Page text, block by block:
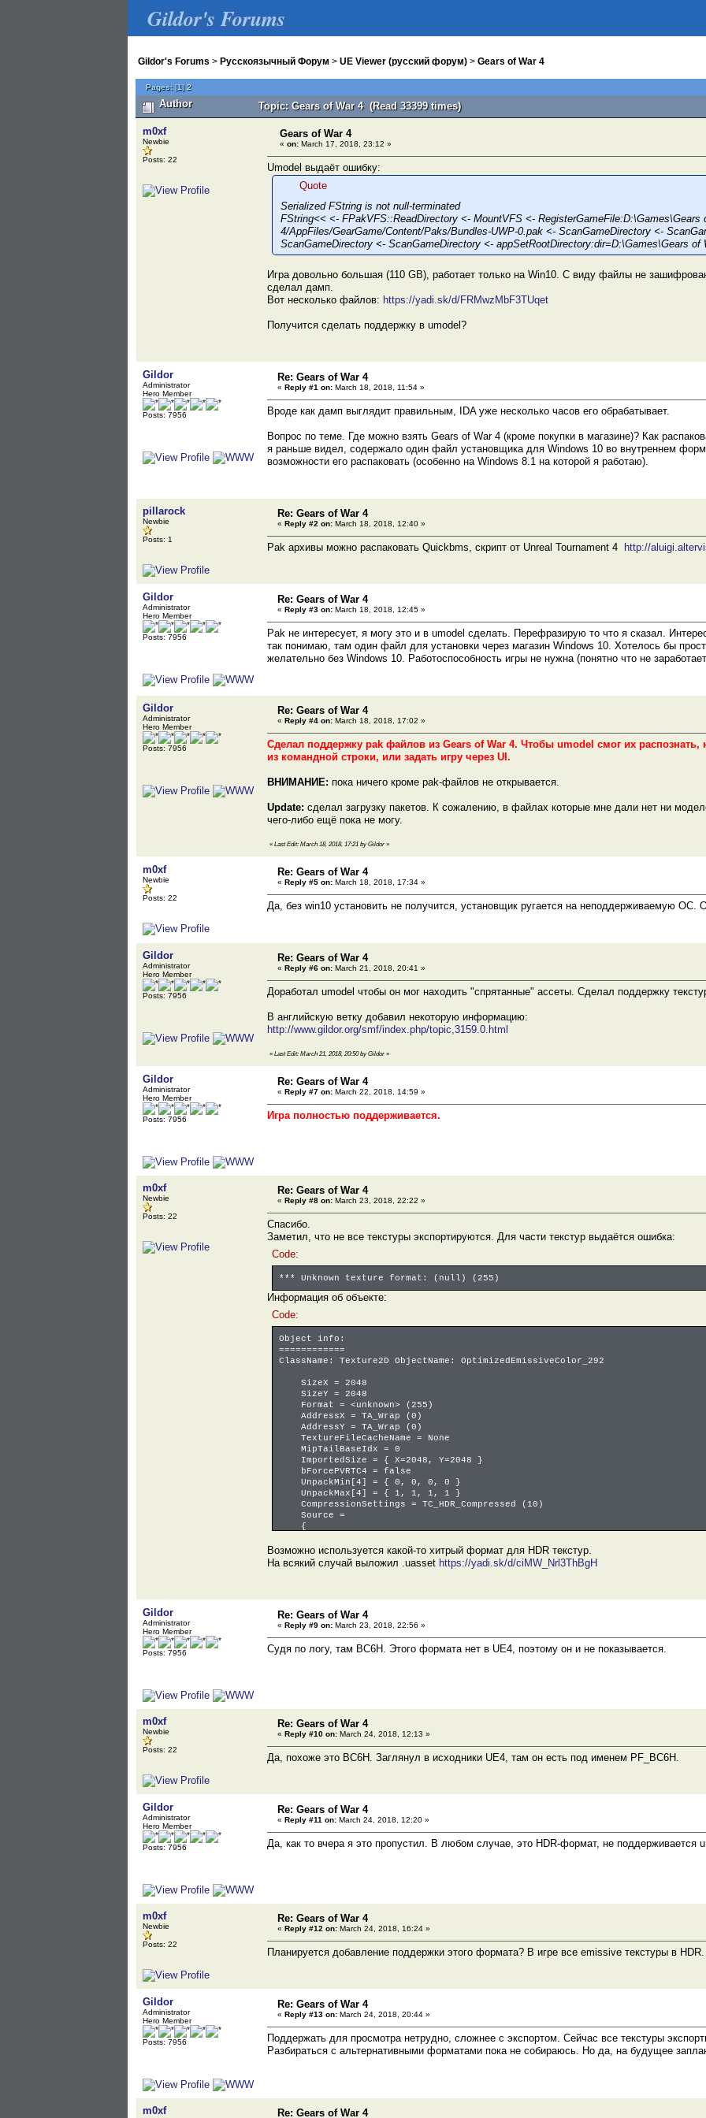
Gildor's Forums
Gildor's Forums > Русскоязычный Форум > UE Viewer (русский форум) > Gears of War 4
Pages:[1]2
Author Topic: Gears of War 4 (Read 33399 times)
m0xf
Newbie
Posts: 22
Gears of War 4
« on: March 17, 2018, 23:12 »
Umodel выдаёт ошибку:
Quote
Serialized FString is not null-terminated
FString<< <- FPakVFS::ReadDirectory <- MountVFS <- RegisterGameFile:D:\Games\Gears
4/AppFiles/GearGame/Content/Paks/Bundles-UWP-0.pak <- ScanGameDirectory <-
ScanGameDirectory <- ScanGameDirectory <- appSetRootDirectory:dir=D:\Games\Gears of
Игра довольно большая (110 GB), работает только на Win10. С виду файлы не
сделал дамп.
Вот несколько файлов: https://yadi.sk/d/FRMwzMbF3TUqet
Получится сделать поддержку в umodel?
Gildor
Administrator
Hero Member
Posts: 7956
Re: Gears of War 4
« Reply #1 on: March 18, 2018, 11:54 »
Вроде как дамп выглядит правильным, IDA уже несколько часов его обрабатывает.
Вопрос по теме. Где можно взять Gears of War 4 (кроме покупки в магазине)? Как
я раньше видел, содержало один файл установщика для Windows 10 во внутреннем
возможности его распаковать (особенно на Windows 8.1 на которой я работаю).
pillarock
Newbie
Posts: 1
Re: Gears of War 4
« Reply #2 on: March 18, 2018, 12:40 »
Pak архивы можно распаковать Quickbms, скрипт от Unreal Tournament 4 http://
Gildor
Administrator
Hero Member
Posts: 7956
Re: Gears of War 4
« Reply #3 on: March 18, 2018, 12:45 »
Pak не интересует, я могу это и в umodel сделать. Перефразирую то что я сказал.
так понимаю, там один файл для установки через магазин Windows 10. Хотелось бы
желательно без Windows 10. Работоспособность игры не нужна (понятно что не
Gildor
Administrator
Hero Member
Posts: 7956
Re: Gears of War 4
« Reply #4 on: March 18, 2018, 17:02 »
Сделал поддержку pak файлов из Gears of War 4. Чтобы umodel смог их распознать,
из командной строки, или задать игру через UI.
ВНИМАНИЕ: пока ничего кроме pak-файлов не открывается.
Update: сделал загрузку пакетов. К сожалению, в файлах которые мне дали нет ни
чего-либо ещё пока не могу.
« Last Edit: March 18, 2018, 17:21 by Gildor »
m0xf
Newbie
Posts: 22
Re: Gears of War 4
« Reply #5 on: March 18, 2018, 17:34 »
Да, без win10 установить не получится, установщик ругается на неподдерживаемую ОС.
Gildor
Administrator
Hero Member
Posts: 7956
Re: Gears of War 4
« Reply #6 on: March 21, 2018, 20:41 »
Доработал umodel чтобы он мог находить "спрятанные" ассеты. Сделал поддержку
В английскую ветку добавил некоторую информацию:
http://www.gildor.org/smf/index.php/topic,3159.0.html
« Last Edit: March 21, 2018, 20:50 by Gildor »
Gildor
Administrator
Hero Member
Posts: 7956
Re: Gears of War 4
« Reply #7 on: March 22, 2018, 14:59 »
Игра полностью поддерживается.
m0xf
Newbie
Posts: 22
Re: Gears of War 4
« Reply #8 on: March 23, 2018, 22:22 »
Спасибо.
Заметил, что не все текстуры экспортируются. Для части текстур выдаётся ошибка:
Code:
*** Unknown texture format: (null) (255)
Информация об объекте:
Code:
Object info:
============
ClassName: Texture2D ObjectName: OptimizedEmissiveColor_292
SizeX = 2048
SizeY = 2048
Format = <unknown> (255)
AddressX = TA_Wrap (0)
AddressY = TA_Wrap (0)
TextureFileCacheName = None
MipTailBaseIdx = 0
ImportedSize = { X=2048, Y=2048 }
bForcePVRTC4 = false
UnpackMin[4] = { 0, 0, 0, 0 }
UnpackMax[4] = { 1, 1, 1, 1 }
CompressionSettings = TC_HDR_Compressed (10)
Source =
{
SizeY = 0
NumSlices = 0
NumMips = 0
Возможно используется какой-то хитрый формат для HDR текстур.
На всякий случай выложил .uasset https://yadi.sk/d/ciMW_Nrl3ThBgH
Gildor
Administrator
Hero Member
Posts: 7956
Re: Gears of War 4
« Reply #9 on: March 23, 2018, 22:56 »
Судя по логу, там BC6H. Этого формата нет в UE4, поэтому он и не показывается.
m0xf
Newbie
Posts: 22
Re: Gears of War 4
« Reply #10 on: March 24, 2018, 12:13 »
Да, похоже это BC6H. Заглянул в исходники UE4, там он есть под именем PF_BC6H.
Gildor
Administrator
Hero Member
Posts: 7956
Re: Gears of War 4
« Reply #11 on: March 24, 2018, 12:20 »
Да, как то вчера я это пропустил. В любом случае, это HDR-формат, не поддерживается
m0xf
Newbie
Posts: 22
Re: Gears of War 4
« Reply #12 on: March 24, 2018, 16:24 »
Планируется добавление поддержки этого формата? В игре все emissive текстуры в HDR.
Gildor
Administrator
Hero Member
Posts: 7956
Re: Gears of War 4
« Reply #13 on: March 24, 2018, 20:44 »
Поддержать для просмотра нетрудно, сложнее с экспортом. Сейчас все текстуры
Разбираться с альтернативными форматами пока не собираюсь. Но да, на будущее
m0xf Re: Gears of War 4